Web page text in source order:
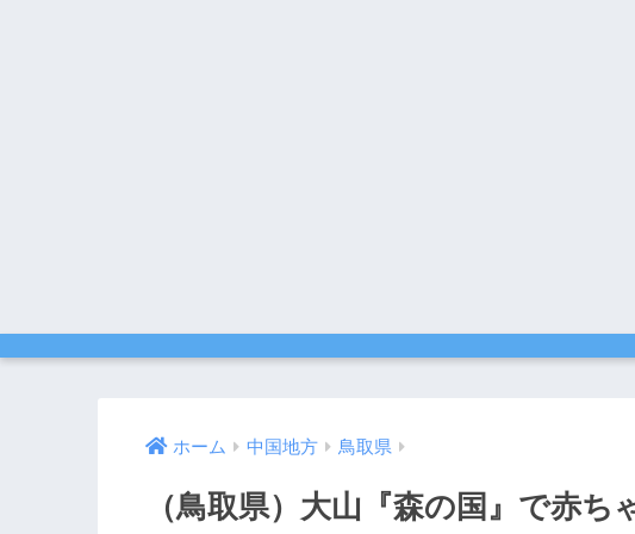
ホーム 中国地方 鳥取県
（鳥取県）大山『森の国』で赤ち